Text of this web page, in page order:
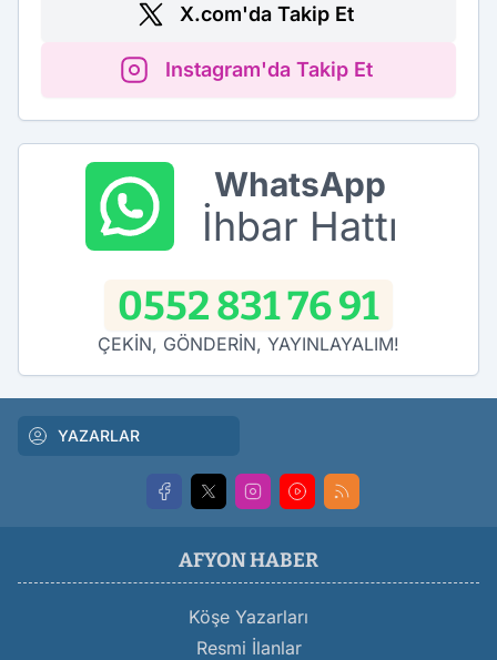
X.com'da Takip Et
Instagram'da Takip Et
WhatsApp
İhbar Hattı
0552 831 76 91
ÇEKİN, GÖNDERİN, YAYINLAYALIM!
YAZARLAR
AFYON HABER
Köşe Yazarları
Resmi İlanlar